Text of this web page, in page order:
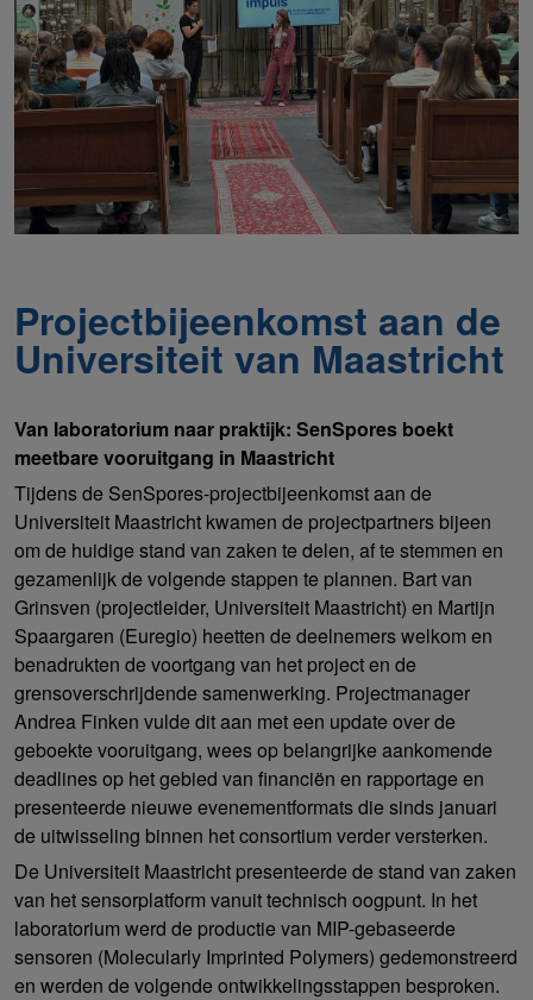
Projectbijeenkomst aan de
Universiteit van Maastricht
Van laboratorium naar praktijk: SenSpores boekt
meetbare vooruitgang in Maastricht
Tijdens de SenSpores-projectbijeenkomst aan de
Universiteit Maastricht kwamen de projectpartners bijeen
om de huidige stand van zaken te delen, af te stemmen en
gezamenlijk de volgende stappen te plannen. Bart van
Grinsven (projectleider, Universiteit Maastricht) en Martijn
Spaargaren (Euregio) heetten de deelnemers welkom en
benadrukten de voortgang van het project en de
grensoverschrijdende samenwerking. Projectmanager
Andrea Finken vulde dit aan met een update over de
geboekte vooruitgang, wees op belangrijke aankomende
deadlines op het gebied van financiën en rapportage en
presenteerde nieuwe evenementformats die sinds januari
de uitwisseling binnen het consortium verder versterken.
De Universiteit Maastricht presenteerde de stand van zaken
van het sensorplatform vanuit technisch oogpunt. In het
laboratorium werd de productie van MIP-gebaseerde
sensoren (Molecularly Imprinted Polymers) gedemonstreerd
en werden de volgende ontwikkelingsstappen besproken.